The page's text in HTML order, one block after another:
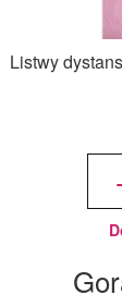
Listwy
-